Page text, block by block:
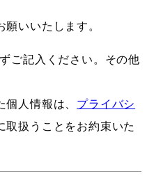
いいたします。
ご記入ください。その他
人情報は、 プライバシ
取扱うことをお約束いた